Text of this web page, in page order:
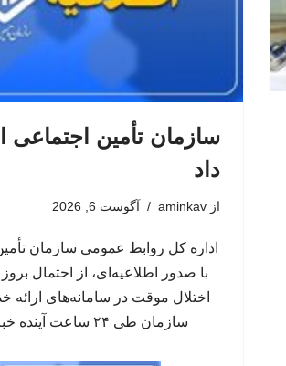
سازمان تأمین اجتماعی
داد
از aminkav آگوست 6, 2026
اداره کل روابط عمومی سازمان
با صدور اطلاعیه‌ای، از احتمال
اختلال موقت در سامانه‌های ارائه
سازمان طی ۲۴ ساعت آینده خبر داد.